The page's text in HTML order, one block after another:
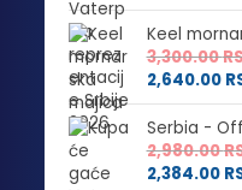
Keel
3,300.00
2,640.00
Serbia -
2,980.00
2,384.00